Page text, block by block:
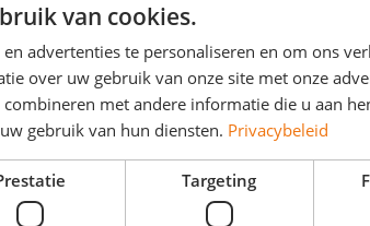
van cookies.
advertenties te personaliseren en om ons
over uw gebruik van onze site met onze
met andere informatie die u aan
gebruik van hun diensten. Privacybeleid
Targeting